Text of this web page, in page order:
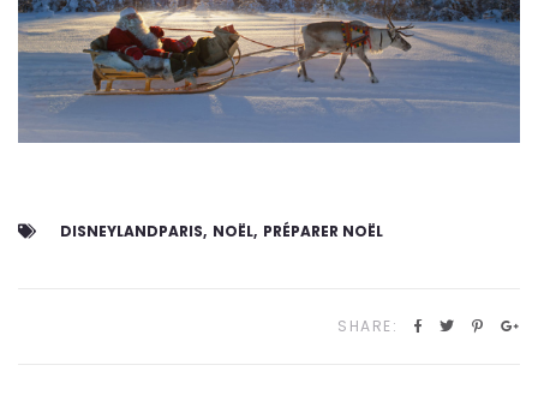
DISNEYLANDPARIS NOËL PRÉPARER NOËL
SHARE: